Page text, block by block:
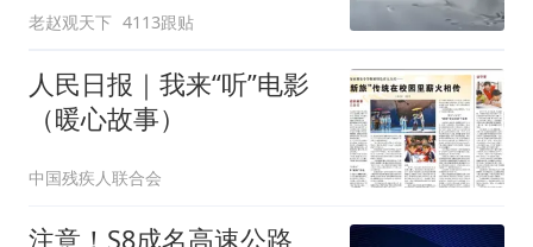
老赵观天下 4113跟贴
人民日报｜我来“听”电影
（暖心故事）
中国残疾人联合会
注意！S8成名高速公路